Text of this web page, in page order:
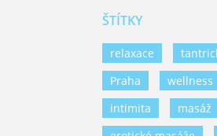
ŠTÍTKY
relaxace
Praha
wellness
intimita
masáž